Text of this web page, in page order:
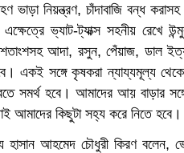
ভাড়া নিয়ন্ত্রণ, চাঁদাবাজি বন্ধ
ভ্যাট-ট্যাক্স সহনীয় রেখে
আদা, রসুন, পেঁয়াজ, ডাল
একই সঙ্গে কৃষকরা ন্যায্যমূল্য
সমর্থ হবে। আমাদের আয় বাড়ার
আমাদের কিছুটা সহ্য করে নিতে হবে।
হাসান আহমেদ চৌধুরী কিরণ বলেন,